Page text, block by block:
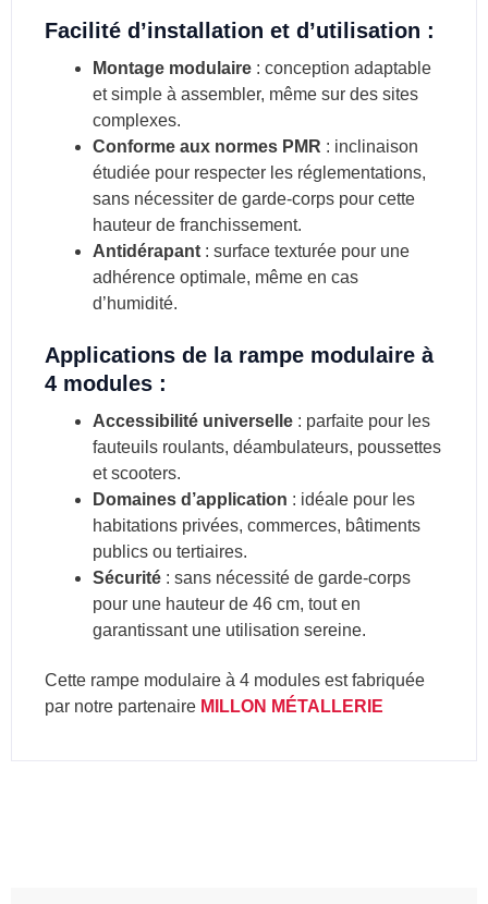
Facilité d’installation et d’utilisation :
Montage modulaire: conception adaptable
et simple à assembler, même sur des sites
complexes.
Conforme aux normes PMR : inclinaison
étudiée pour respecter les réglementations,
sans nécessiter de garde-corps pour cette
hauteur de franchissement.
Antidérapant: surface texturée pour une
adhérence optimale, même en cas
d’humidité.
Applications de la rampe modulaire à
4 modules :
Accessibilité universelle: parfaite pour les
fauteuils roulants, déambulateurs, poussettes
et scooters.
Domaines d’application : idéale pour les
habitations privées, commerces, bâtiments
publics ou tertiaires.
Sécurité : sans nécessité de garde-corps
pour une hauteur de 46 cm, tout en
garantissant une utilisation sereine.
Cette rampe modulaire à 4 modules est fabriquée
par notre partenaire MILLON MÉTALLERIE